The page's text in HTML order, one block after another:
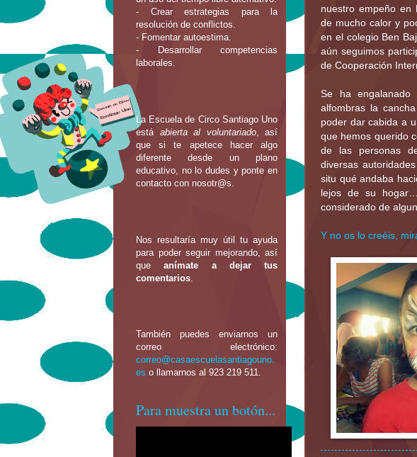
nuestro empeño en
de mucho calor y
en el colegio Ben
aún seguimos
de Cooperación
Se ha
alfombras la
poder dar cabida a
que hemos querido
de las personas
diversas
situ qué andaba
lejos de su
considerado de
Y no os lo creéis,
- Crear estrategias para la
resolución de conflictos.
- Fomentar autoestima.
- Desarrollar competencias
laborales.
La Escuela de Circo Santiago Uno
está abierta al voluntariado, así
que si te apetece hacer algo
diferente desde un plano
educativo, no lo dudes y ponte en
contacto con nosotr@s.
Nos resultaría muy útil tu ayuda
para poder seguir mejorando, así
queanímate a dejar tus
comentarios
También puedes enviarnos un
correo electrónico:
correo@casaescuelasantiagouno.
es o llamarnos al 923 219 511.
Para muestra un botón...